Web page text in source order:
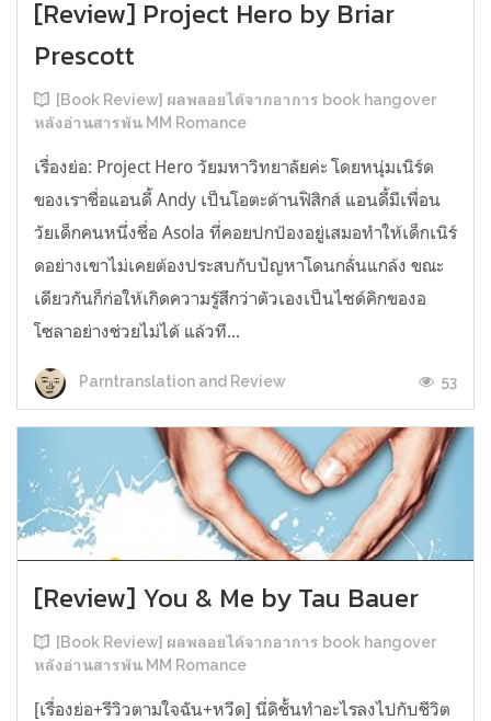
[Review] Project Hero by Briar
Prescott
[Book Review] ผลพลอยได้จากอาการ book hangover
หลังอ่านสารพัน MM Romance
เรื่องย่อ: Project Hero วัยมหาวิทยาลัยค่ะ โดยหนุ่มเนิร์ด
ของเราชื่อแอนดี้ Andy เป็นโอตะด้านฟิสิกส์ แอนดี้มีเพื่อน
วัยเด็กคนหนึ่งชื่อ Asola ที่คอยปกป้องอยู่เสมอทำให้เด็กเนิร์
ดอย่างเขาไม่เคยต้องประสบกับปัญหาโดนกลั่นแกล้ง ขณะ
เดียวกันก็ก่อให้เกิดความรู้สึกว่าตัวเองเป็นไซด์คิกของอ
โซลาอย่างช่วยไม่ได้ แล้วที...
Parntranslation and Review 53
[Review] You & Me by Tau Bauer
[Book Review] ผลพลอยได้จากอาการ book hangover
หลังอ่านสารพัน MM Romance
[เรื่องย่อ+รีวิวตามใจฉัน+หวีด] นี่ดิชั้นทำอะไรลงไปกับชีวิต